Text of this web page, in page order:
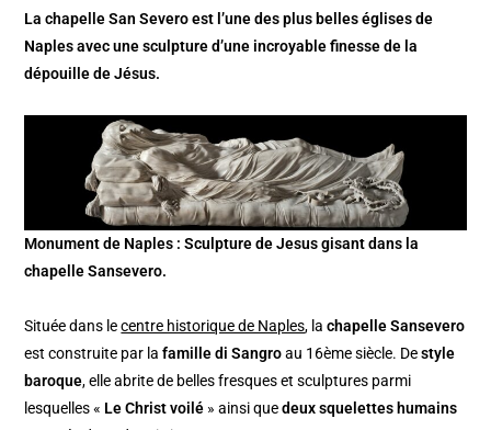
La chapelle San Severo est l’une des plus belles églises de
Naples avec une sculpture d’une incroyable finesse de la
dépouille de Jésus.
Monument de Naples : Sculpture de Jesus gisant dans la
chapelle Sansevero.
Située dans lecentre historique de Naples, lachapelle Sansevero
est construite par lafamille di Sangroau 16ème siècle. Destyle
baroque, elle abrite de belles fresques et sculptures parmi
lesquelles « Le Christ voilé » ainsi quedeux squelettes humains